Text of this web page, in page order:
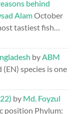
behind
AlamOctober
tastiest fish…
byABM
species is one
by Md. Foyzul
position Phylum: